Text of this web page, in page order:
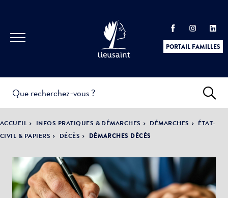
PORTAIL FAMILLES
PRATIQUES &
DÉMARCHES
ACTUALITÉS &
ÉVÈNEMENTS
LA VILLE
DÉMOCRATIE
PARTICIPATIVE
ACCUEIL INFOS PRATIQUES & DÉMARCHES DÉMARCHES
ÉTAT-
CIVIL & PAPIERS
DÉCÈS DÉMARCHES DÉCÈS